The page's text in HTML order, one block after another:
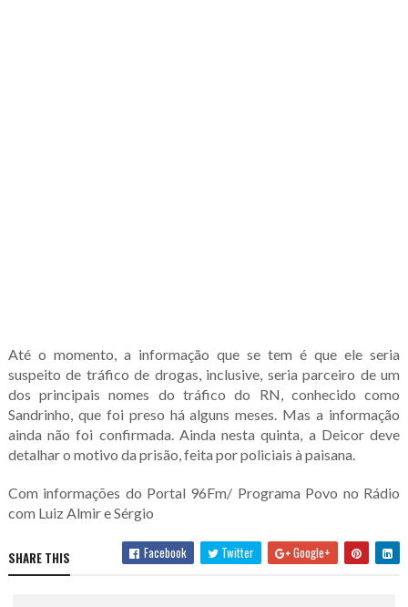
Até o momento, a informação que se tem é que ele seria
suspeito de tráfico de drogas, inclusive, seria parceiro de um
dos principais nomes do tráfico do RN, conhecido como
Sandrinho, que foi preso há alguns meses. Mas a informação
ainda não foi confirmada. Ainda nesta quinta, a Deicor deve
detalhar o motivo da prisão, feita por policiais à paisana.
Com informações do Portal 96Fm/ Programa Povo no Rádio
com Luiz Almir e Sérgio
SHARE THIS Facebook Twitter Google+